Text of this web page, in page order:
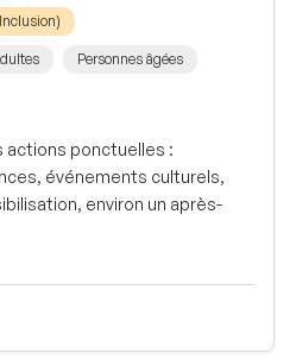
Personnes âgées
actions ponctuelles :
événements culturels,
environ un après-